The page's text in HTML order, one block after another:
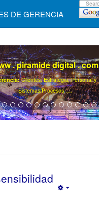
DE GERENCIA
. piramide digital . com
Clientes, Estrategia, Personal y
Sistemas/Procesos...